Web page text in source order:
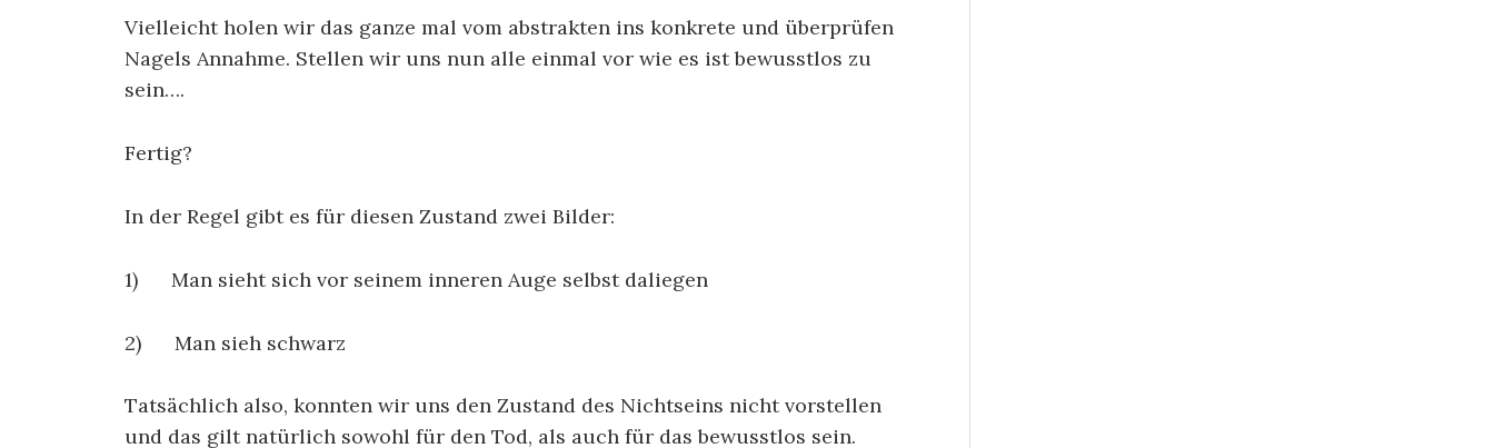
Vielleicht holen wir das ganze mal vom abstrakten ins konkrete und überprüfen
Nagels Annahme. Stellen wir uns nun alle einmal vor wie es ist bewusstlos zu
sein….
Fertig?
In der Regel gibt es für diesen Zustand zwei Bilder:
1) Man sieht sich vor seinem inneren Auge selbst daliegen
2) Man sieh schwarz
Tatsächlich also, konnten wir uns den Zustand des Nichtseins nicht vorstellen
und das gilt natürlich sowohl für den Tod, als auch für das bewusstlos sein.